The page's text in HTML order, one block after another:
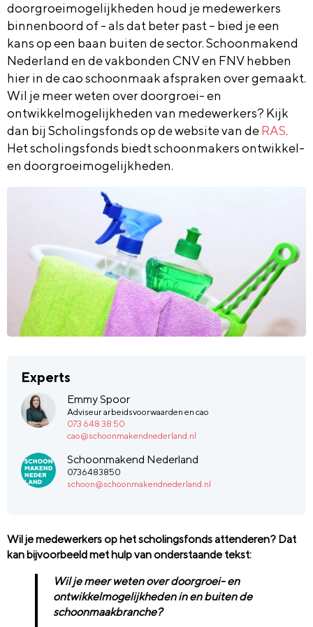
doorgroeimogelijkheden houd je medewerkers
binnenboord of - als dat beter past – bied je een
kans op een baan buiten de sector. Schoonmakend
Nederland en de vakbonden CNV en FNV hebben
hier in de cao schoonmaak afspraken over gemaakt.
Wil je meer weten over doorgroei- en
ontwikkelmogelijkheden van medewerkers? Kijk
dan bij Scholingsfonds op de website van deRAS.
Het scholingsfonds biedt schoonmakers ontwikkel-
en doorgroeimogelijkheden.
Experts
Emmy Spoor
Adviseur arbeidsvoorwaarden en cao
073 648 38 50
cao@schoonmakendnederland.nl
Schoonmakend Nederland
0736483850
schoon@schoonmakendnederland.nl
Wil je medewerkers op het scholingsfonds attenderen? Dat
kan bijvoorbeeld met hulp van onderstaande tekst:
Wil je meer weten over doorgroei- en
ontwikkelmogelijkheden in en buiten de
schoonmaakbranche?